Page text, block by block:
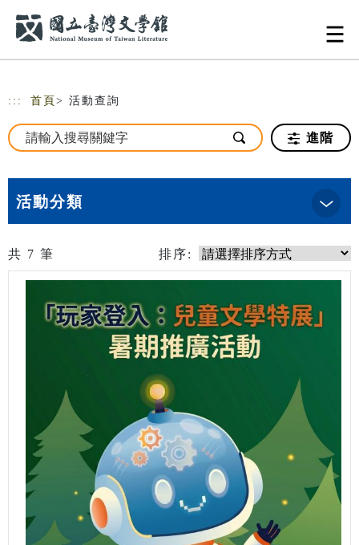
::: 首頁 > 活動查詢
進階
活動分類
共 7 筆 排序: